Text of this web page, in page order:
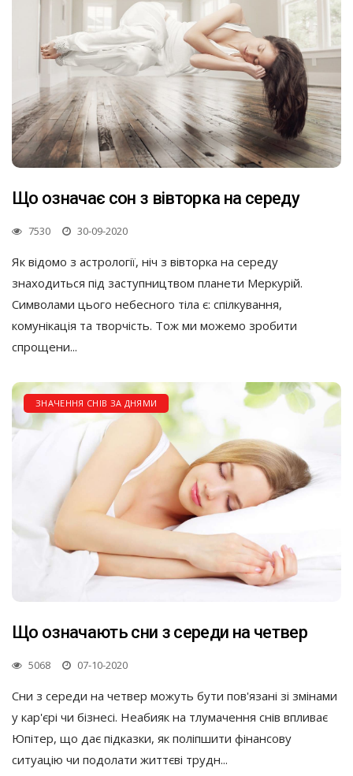
Що означає сон з вівторка на середу
7530 30-09-2020
Як відомо з астрології, ніч з вівторка на середу
знаходиться під заступництвом планети Меркурій.
Символами цього небесного тіла є: спілкування,
комунікація та творчість. Тож ми можемо зробити
спрощени...
ЗНАЧЕННЯ СНІВ ЗА ДНЯМИ
Що означають сни з середи на четвер
5068 07-10-2020
Сни з середи на четвер можуть бути пов'язані зі змінами
у кар'єрі чи бізнесі. Неабияк на тлумачення снів впливає
Юпітер, що дає підказки, як поліпшити фінансову
ситуацію чи подолати життєві трудн...